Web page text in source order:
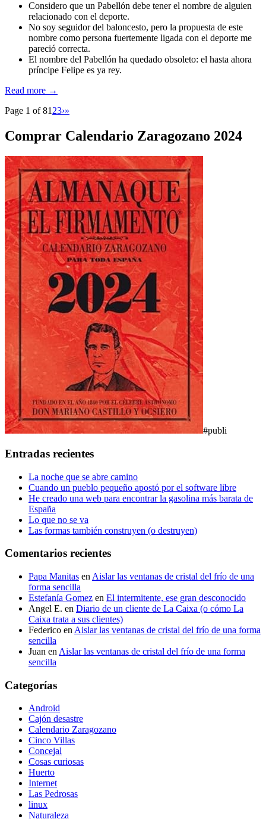
Considero que un Pabellón debe tener el nombre de alguien
relacionado con el deporte.
No soy seguidor del baloncesto, pero la propuesta de este
nombre como persona fuertemente ligada con el deporte me
pareció correcta.
El nombre del Pabellón ha quedado obsoleto: el hasta ahora
príncipe Felipe es ya rey.
Read more →
Page 1 of 81 23›»
Comprar Calendario Zaragozano 2024
#publi
Entradas recientes
La noche que se abre camino
Cuando un pueblo pequeño apostó por el software libre
He creado una web para encontrar la gasolina más barata de
España
Lo que no se va
Las formas también construyen (o destruyen)
Comentarios recientes
Papa Manitas en Aislar las ventanas de cristal del frío de una
forma sencilla
Estefanía Gomez en El intermitente, ese gran desconocido
Angel E. en Diario de un cliente de La Caixa (o cómo La
Caixa trata a sus clientes)
Federico en Aislar las ventanas de cristal del frío de una forma
sencilla
Juan en Aislar las ventanas de cristal del frío de una forma
sencilla
Categorías
Android
Cajón desastre
Calendario Zaragozano
Cinco Villas
Concejal
Cosas curiosas
Huerto
Internet
Las Pedrosas
linux
Naturaleza